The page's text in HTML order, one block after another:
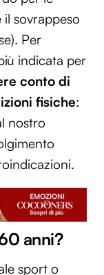
sovrappeso
Per
indicata per
conto di
fisiche:
nostro
anni?
sport o